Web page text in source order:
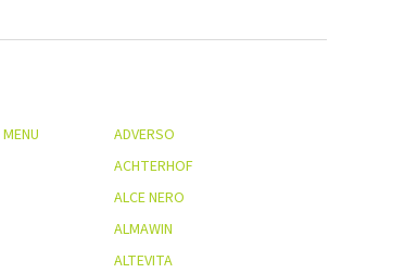
ADVERSO
ACHTERHOF
ALCE NERO
ALMAWIN
ALTEVITA